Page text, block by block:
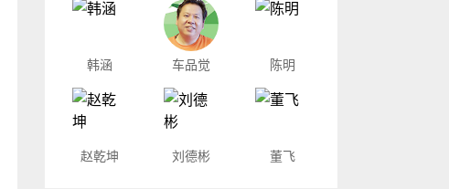
韩涵 车品觉 陈明
赵乾坤 刘德彬 董飞